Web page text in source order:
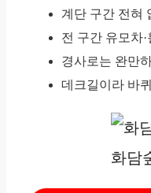
계단 구간 전혀
전 구간 유모차
경사로는 완만
데크길이라 바
화담